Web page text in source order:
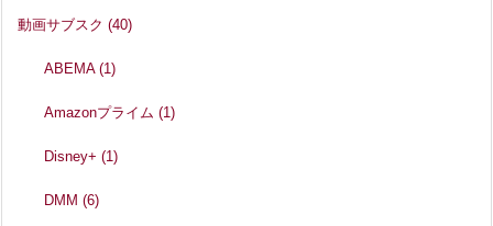
動画サブスク (40)
ABEMA(1)
Amazonプライム(1)
Disney+(1)
DMM(6)